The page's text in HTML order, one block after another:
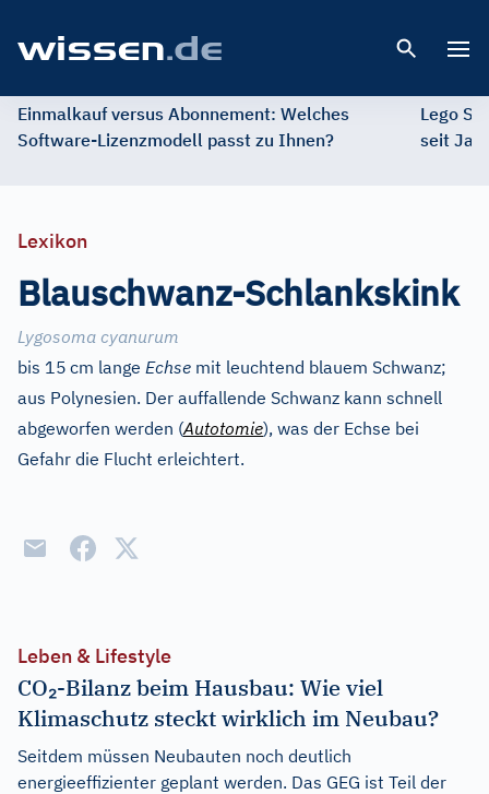
Einmalkauf versus Abonnement: Welches
Software-Lizenzmodell passt zu Ihnen?
Lego
seit
Lexikon
Blauschwanz-Schlankskink
Lygosoma cyanurum
bis 15 cm lange Echse mit leuchtend blauem Schwanz;
aus Polynesien. Der auffallende Schwanz kann schnell
abgeworfen werden (Autotomie), was der Echse bei
Gefahr die Flucht erleichtert.
Leben & Lifestyle
CO₂-Bilanz beim Hausbau: Wie viel
Klimaschutz steckt wirklich im Neubau?
Seitdem müssen Neubauten noch deutlich
energieeffizienter geplant werden. Das GEG ist Teil der